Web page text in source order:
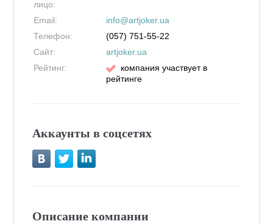
лицо:
Email:
info@artjoker.ua
Телефон:
(057) 751-55-22
Сайт:
artjoker.ua
Рейтинг:
компания участвует в
рейтинге
Аккаунты в соцсетях
Описание компании